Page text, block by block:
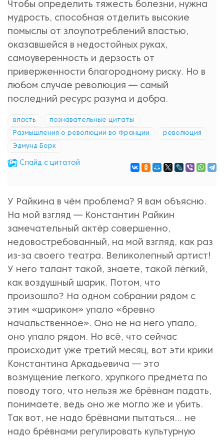
Чтобы определить тяжесть болезни, нужна
мудрость, способная отделить высокие
помыслы от злоупотреблений властью,
оказавшейся в недостойных руках,
самоуверенность и дерзость от
приверженности благородному риску. Но в
любом случае революция — самый
последний ресурс разума и добра.
власть познавательные цитаты
Размышления о революции во Франции революция
Эдмунд Берк
Cлайд с цитатой
У Райкина в чём проблема? Я вам объясню.
На мой взгляд — Константин Райкин
замечательный актёр совершенно,
недовостребованный, на мой взгляд, как раз
из-за своего театра. Великолепный артист!
У него талант такой, знаете, такой лёгкий,
как воздушный шарик. Потом, что
произошло? На одном собрании рядом с
этим «шариком» упало «бревно
начальственное». Оно не на него упало,
оно упало рядом. Но всё, что сейчас
происходит уже третий месяц, вот эти крики
Константина Аркадьевича — это
возмущение легкого, хрупкого предмета по
поводу того, что нельзя же брёвнам падать,
понимаете, ведь оно же могло же и убить.
Так вот, не надо брёвнами пытаться... не
надо брёвнами регулировать культурную